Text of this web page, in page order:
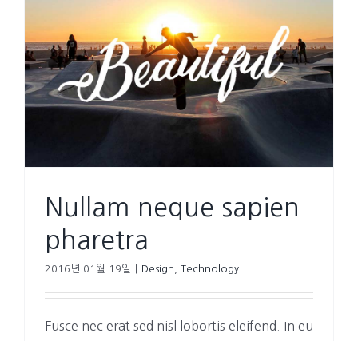
Nullam neque sapien
pharetra
2016년 01월 19일 Design Technology
Fusce nec erat sed nisl lobortis eleifend. In eu